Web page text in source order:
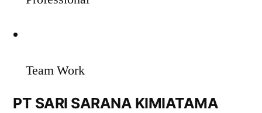
Team Work
PT SARI SARANA KIMIATAMA